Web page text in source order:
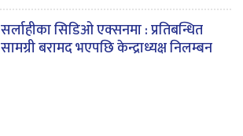
सर्लाहीका सिडिओ एक्सनमा : प्रतिबन्धित
सामग्री बरामद भएपछि केन्द्राध्यक्ष निलम्बन